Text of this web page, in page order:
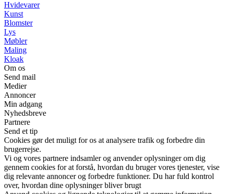
Hvidevarer
Kunst
Blomster
Lys
Møbler
Maling
Kloak
Om os
Send mail
Medier
Annoncer
Min adgang
Nyhedsbreve
Partnere
Send et tip
Cookies gør det muligt for os at analysere trafik og forbedre din
brugerrejse.
Vi og vores partnere indsamler og anvender oplysninger om dig
gennem cookies for at forstå, hvordan du bruger vores tjenester, vise
dig relevante annoncer og forbedre funktioner. Du har fuld kontrol
over, hvordan dine oplysninger bliver brugt